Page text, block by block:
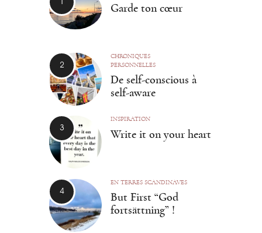
Garde ton cœur
CHRONIQUES
PERSONNELLES
De self-conscious à
self-aware
INSPIRATION
Write it on your heart
EN TERRES SCANDINAVES
But First “God
fortsättning” !